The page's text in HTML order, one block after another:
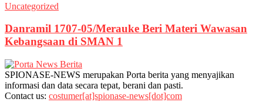
Uncategorized
Danramil 1707-05/Merauke Beri Materi Wawasan
Kebangsaan di SMAN 1
SPIONASE-NEWS merupakan Porta berita yang menyajikan
informasi dan data secara tepat, berani dan pasti.
Contact us: costumer[at]spionase-news[dot]com